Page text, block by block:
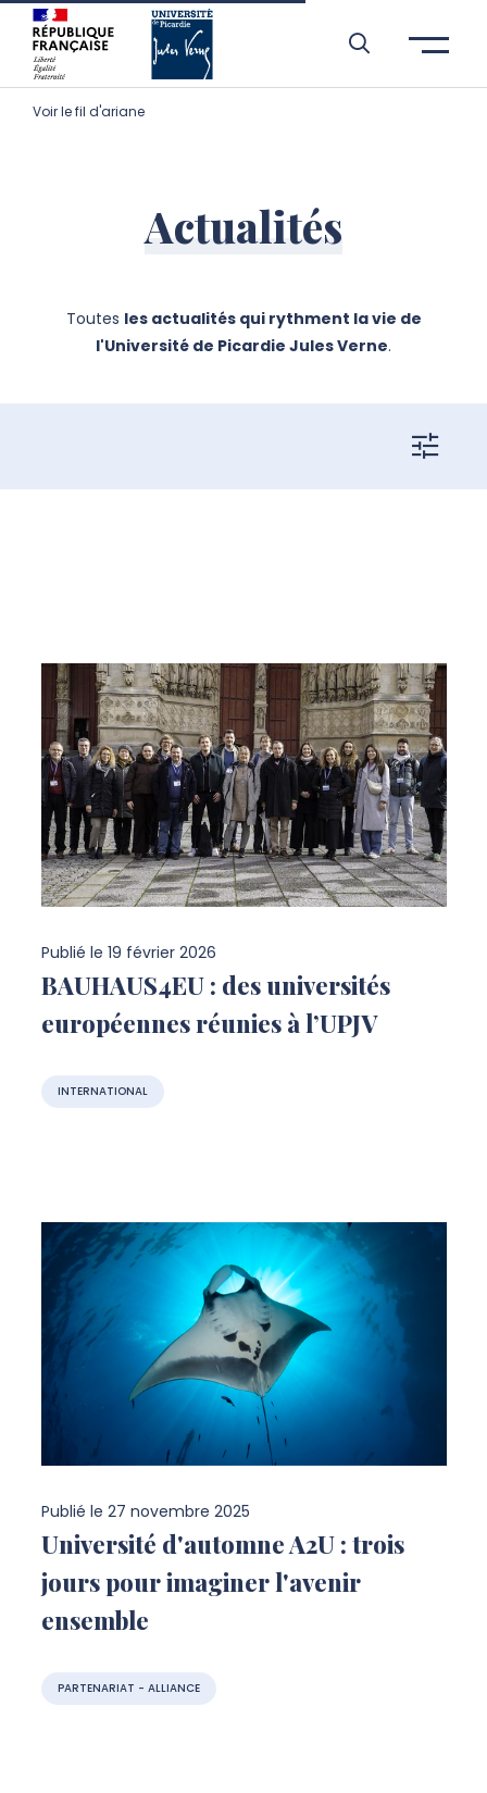
Aller à l’entête de page
Aller au menu principale
Aller au contenu principal
Aller à la recherche
Passer aux cookies
Aller au pied de page
Voir le fil d'ariane
Actualités
Toutes les actualités qui rythment la vie de
l'Université de Picardie Jules Verne.
Publié le 19 février 2026
BAUHAUS4EU : des universités
européennes réunies à l’UPJV
INTERNATIONAL
Publié le 27 novembre 2025
Université d'automne A2U : trois
jours pour imaginer l'avenir
ensemble
PARTENARIAT - ALLIANCE